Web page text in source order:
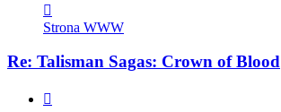
się
z
talismanisland
Strona WWW
Re: Talisman Sagas: Crown of Blood